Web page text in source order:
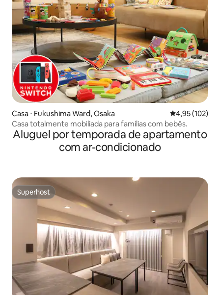
Casa ⋅ Fukushima Ward, Osaka 4,95 de uma
4,95 (102)
Casa totalmente mobiliada para famílias com bebês.
Aluguel por temporada de apartamento
com ar-condicionado
Superhost
Superhost